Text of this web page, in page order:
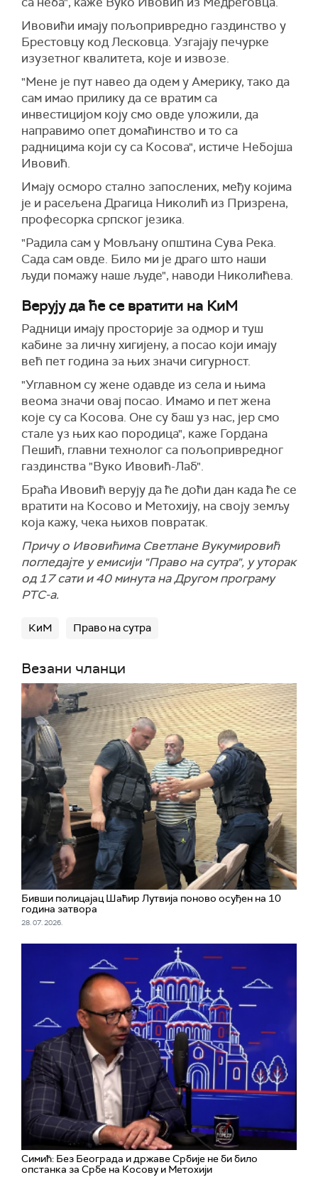
Ивовићи имају пољопривредно газдинство у
Брестовцу код Лесковца. Узгајају печурке
изузетног квалитета, које и извозе.
"Мене је пут навео да одем у Америку, тако да
сам имао прилику да се вратим са
инвестицијом коју смо овде уложили, да
направимо опет домаћинство и то са
радницима који су са Косова", истиче Небојша
Ивовић.
Имају осморо стално запослених, међу којима
је и расељена Драгица Николић из Призрена,
професорка српског језика.
"Радила сам у Мовљану општина Сува Река.
Сада сам овде. Било ми је драго што наши
људи помажу наше људе", наводи Николићева.
Верују да ће се вратити на КиМ
Радници имају просторије за одмор и туш
кабине за личну хигијену, а посао који имају
већ пет година за њих значи сигурност.
"Углавном су жене одавде из села и њима
веома значи овај посао. Имамо и пет жена
које су са Косова. Оне су баш уз нас, јер смо
стале уз њих као породица", каже Гордана
Пешић, главни технолог са пољопривредног
газдинства "Вуко Ивовић-Лаб".
Браћа Ивовић верују да ће доћи дан када ће се
вратити на Косово и Метохију, на своју земљу
која кажу, чека њихов повратак.
Причу о Ивовићима Светлане Вукумировић
погледајте у емисији "Право на сутра", у уторак
од 17 сати и 40 минута на Другом програму
РТС-а.
КиМ Право на сутра
Везани чланци
Бивши полицајац Шаћир Лутвија поново осуђен на 10
година затвора
28. 07. 2026.
Симић: Без Београда и државе Србије не би било
опстанка за Србе на Косову и Метохији